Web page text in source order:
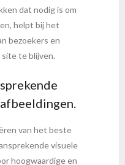
dat nodig is om
helpt bij het
bezoekers en
te blijven.
van het beste
visuele
hoogwaardige en